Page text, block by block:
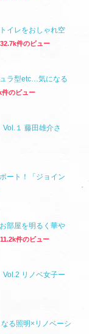
イレをおしゃれ空
32.7k件のビュー
ラ型etc…気になる
件のビュー
１ 藤田雄介さ
ート！「ジョイン
部屋を明るく華や
11.2k件のビュー
リノベ女子ー
る照明×リノベーシ